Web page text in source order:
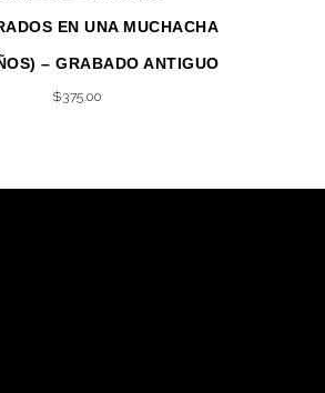
EN UNA MUCHACHA
– GRABADO ANTIGUO
$375.00